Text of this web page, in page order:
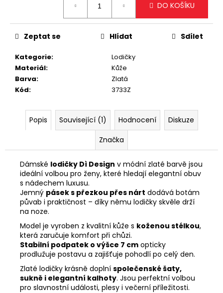
DO KOŠÍKU
Kategorie:
Lodičky
Materiál:
Kůže
Barva:
Zlatá
Kód: 3733Z
Zeptat se Hlídat Sdílet
Popis Související (1) Hodnocení
Diskuze
Značka
Dámské lodičky Dì Design v módní zlaté barvě jsou
ideální volbou pro ženy, které hledají elegantní obuv
s nádechem luxusu.
Jemný pásek s přezkou přes nárt dodává botám
půvab i praktičnost – díky němu lodičky skvěle drží
na noze.
Model je vyroben z kvalitní kůže s koženou stélkou,
která zaručuje komfort při chůzi.
Stabilní podpatek o výšce 7 cm opticky
prodlužuje postavu a zajišťuje pohodlí po celý den.
Zlaté lodičky krásně doplní společenské šaty,
sukně i elegantní kalhoty. Jsou perfektní volbou
pro slavnostní události, plesy i večerní příležitosti.
STYLOVÁ
CROSSBODY
KABELKA
499
Kč